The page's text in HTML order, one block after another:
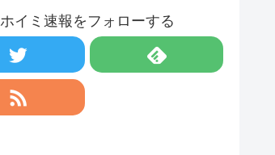
ホイミ速報をフォローする